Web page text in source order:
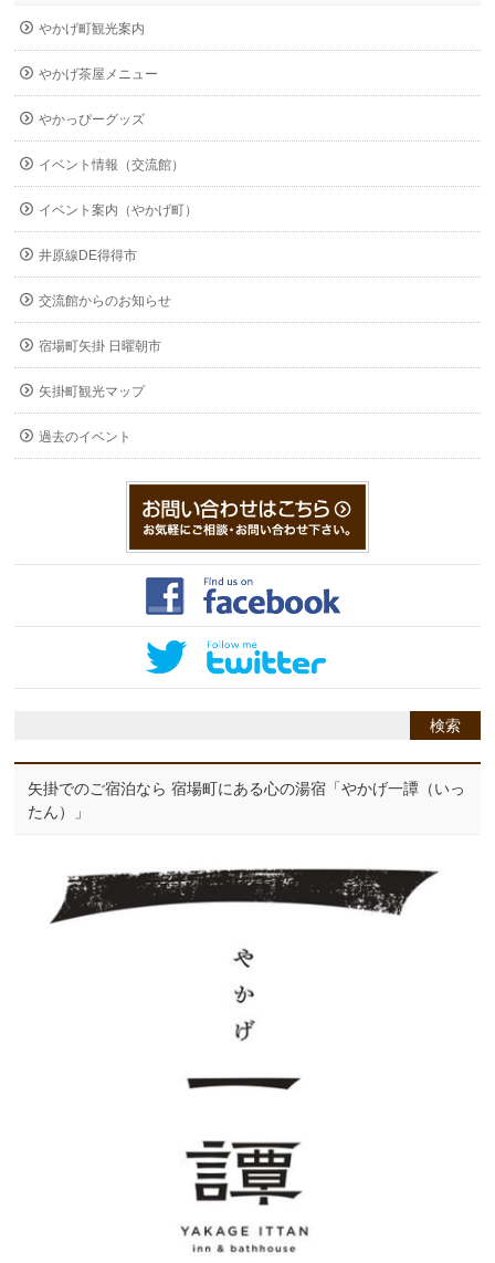
やかげ町観光案内
やかげ茶屋メニュー
やかっぴーグッズ
イベント情報（交流館）
イベント案内（やかげ町）
井原線DE得得市
交流館からのお知らせ
宿場町矢掛 日曜朝市
矢掛町観光マップ
過去のイベント
矢掛でのご宿泊なら 宿場町にある心の湯宿「やかげ一譚（いっ
たん）」